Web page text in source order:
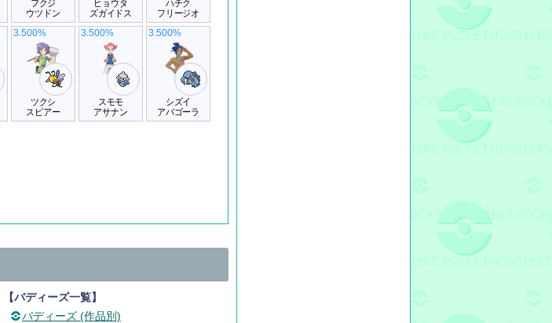
フクジ
ウツドン
ヒョウタ
ズガイドス
ハチク
フリージオ
ツクシ
スピアー
3.500%
スモモ
アサナン
3.500%
シズイ
アバゴーラ
3.500%
【バディーズ一覧】
バディーズ (作品別)